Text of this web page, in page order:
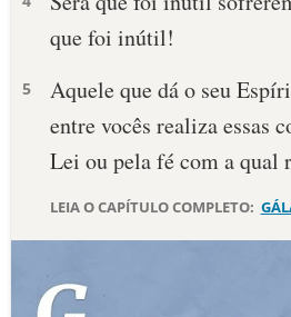
ESTUDOS BÍBLICOS
ESBOÇOS DE PREGAÇÃO
TEMAS
QUEM SOMOS
que foi inútil!
5
Aquele que dá o seu
entre vocês realiza essas
Lei ou pela fé com a qual
LEIA O CAPÍTULO COMPLETO: